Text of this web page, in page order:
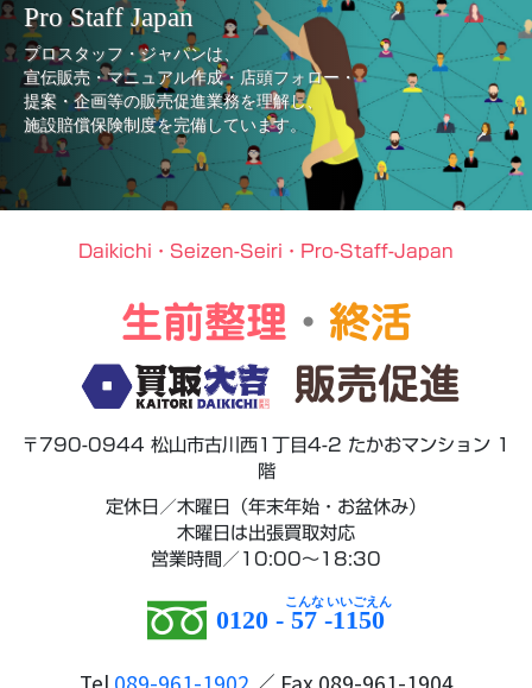
Pro Staff Japan
プロスタッフ・ジャパンは、
宣伝販売・マニュアル作成・店頭フォロー・
提案・企画等の販売促進業務を理解し、
施設賠償保険制度を完備しています。
Daikichi・Seizen-Seiri・Pro-Staff-Japan
生前整理 ・ 終活
販売促進
〒790-0944 松山市古川西1丁目4-2 たかおマンション 1
階
定休日／木曜日（年末年始・お盆休み）
木曜日は出張買取対応
営業時間／10:00～18:30
0120 - 57 -1150